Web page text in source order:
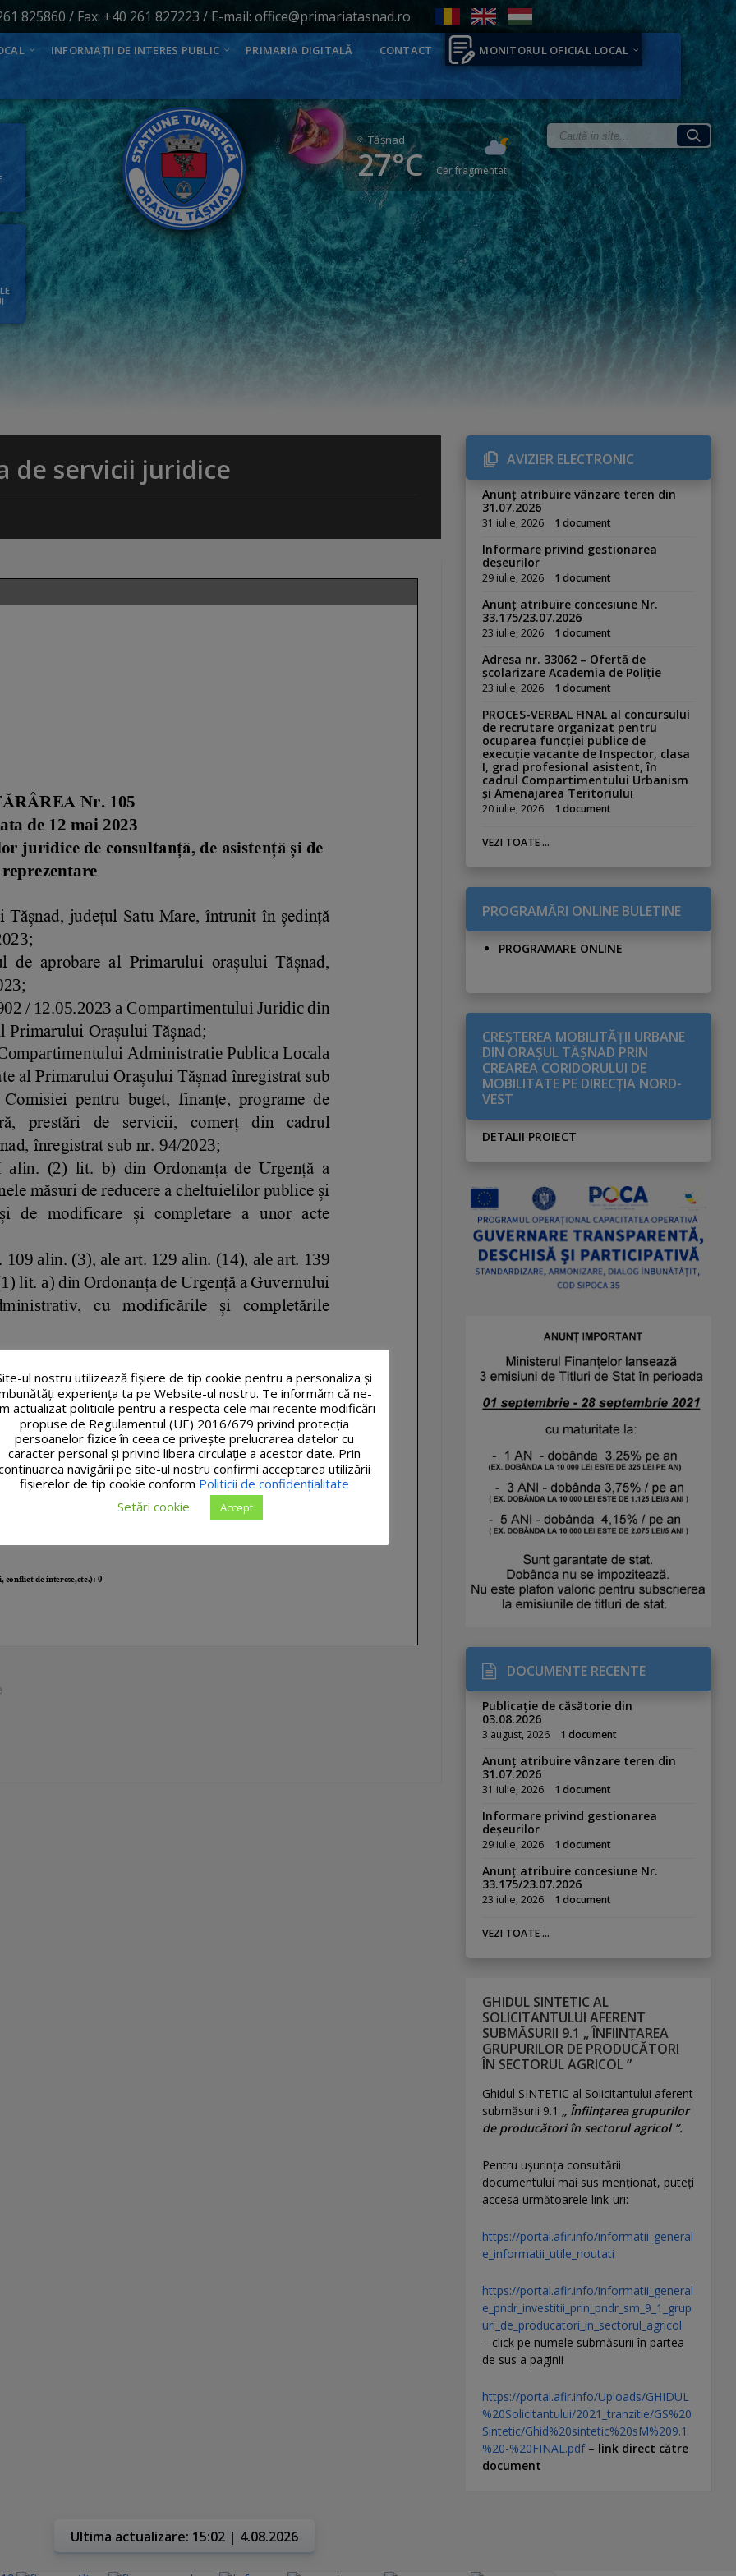
825860 / Fax: +40 261 827223 / E-mail: office@primariatasnad.ro
INFORMAȚII DE INTERES PUBLIC PRIMARIA DIGITALĂ CONTACT MONITORUL OFICIAL LOCAL
Tăşnad
27°C Cer fragmentat
de servicii juridice AVIZIER ELECTRONIC
Anunț atribuire vânzare teren din
31.07.2026
31 iulie, 2026 1 document
Informare privind gestionarea
deșeurilor
29 iulie, 2026 1 document
Anunț atribuire concesiune Nr.
33.175/23.07.2026
23 iulie, 2026 1 document
Adresa nr. 33062 – Ofertă de
școlarizare Academia de Poliție
23 iulie, 2026 1 document
PROCES-VERBAL FINAL al concursului
de recrutare organizat pentru
ocuparea funcției publice de
execuție vacante de Inspector, clasa
I, grad profesional asistent, în
cadrul Compartimentului Urbanism
și Amenajarea Teritoriului
20 iulie, 2026 1 document
VEZI TOATE ...
PROGRAMĂRI ONLINE BULETINE
PROGRAMARE ONLINE
CREŞTEREA MOBILITĂŢII URBANE
DIN ORAŞUL TĂŞNAD PRIN
CREAREA CORIDORULUI DE
MOBILITATE PE DIRECŢIA NORD-
VEST
DETALII PROIECT
DOCUMENTE RECENTE
Publicație de căsătorie din
03.08.2026
3 august, 2026 1 document
Anunț atribuire vânzare teren din
31.07.2026
31 iulie, 2026 1 document
Informare privind gestionarea
deșeurilor
29 iulie, 2026 1 document
Anunț atribuire concesiune Nr.
33.175/23.07.2026
23 iulie, 2026 1 document
VEZI TOATE ...
GHIDUL SINTETIC AL
SOLICITANTULUI AFERENT
SUBMĂSURII 9.1 „ ÎNFIINȚAREA
GRUPURILOR DE PRODUCĂTORI
ÎN SECTORUL AGRICOL ”
Ghidul SINTETIC al Solicitantului aferent
submăsurii 9.1 „ Înființarea grupurilor
de producători în sectorul agricol ”.
Pentru uşurinţa consultării
documentului mai sus menţionat, puteţi
accesa următoarele link-uri:
https://portal.afir.info/informatii_general
e_informatii_utile_noutati
https://portal.afir.info/informatii_general
e_pndr_investitii_prin_pndr_sm_9_1_grup
uri_de_producatori_in_sectorul_agricol
– click pe numele submăsurii în partea
de sus a paginii
https://portal.afir.info/Uploads/GHIDUL
%20Solicitantului/2021_tranzitie/GS%20
Sintetic/Ghid%20sintetic%20sM%209.1
%20-%20FINAL.pdf– link direct către
document
Ultima actualizare: 15:02 | 4.08.2026
ul nostru utilizează fişiere de tip cookie pentru a personaliza și
experiența ta pe Website-ul nostru. Te informăm că ne-
actualizat politicile pentru a respecta cele mai recente modificări
propuse de Regulamentul (UE) 2016/679 privind protecția
persoanelor fizice în ceea ce privește prelucrarea datelor cu
caracter personal și privind libera circulație a acestor date. Prin
navigării pe site-ul nostru confirmi acceptarea utilizării
fişierelor de tip cookie conform Politicii de confidențialitate
Setări cookie
Accept